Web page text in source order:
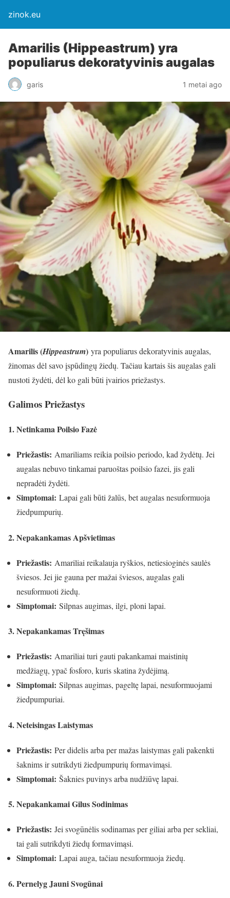
zinok.eu
Amarilis (Hippeastrum) yra
populiarus dekoratyvinis augalas
garis 1 metai ago
Amarilis (Hippeastrum) yra populiarus dekoratyvinis augalas,
žinomas dėl savo įspūdingų žiedų. Tačiau kartais šis augalas gali
nustoti žydėti, dėl ko gali būti įvairios priežastys.
Galimos Priežastys
1. Netinkama Poilsio Fazė
Priežastis: Amariliams reikia poilsio periodo, kad žydėtų. Jei
augalas nebuvo tinkamai paruoštas poilsio fazei, jis gali
nepradėti žydėti.
Simptomai: Lapai gali būti žalūs, bet augalas nesuformuoja
žiedpumpurių.
2. Nepakankamas Apšvietimas
Priežastis: Amariliai reikalauja ryškios, netiesioginės saulės
šviesos. Jei jie gauna per mažai šviesos, augalas gali
nesuformuoti žiedų.
Simptomai: Silpnas augimas, ilgi, ploni lapai.
3. Nepakankamas Tręšimas
Priežastis: Amariliai turi gauti pakankamai maistinių
medžiagų, ypač fosforo, kuris skatina žydėjimą.
Simptomai: Silpnas augimas, pageltę lapai, nesuformuojami
žiedpumpuriai.
4. Neteisingas Laistymas
Priežastis: Per didelis arba per mažas laistymas gali pakenkti
šaknims ir sutrikdyti žiedpumpurių formavimąsi.
Simptomai: Šaknies puvinys arba nudžiūvę lapai.
5. Nepakankamai Gilus Sodinimas
Priežastis: Jei svogūnėlis sodinamas per giliai arba per sekliai,
tai gali sutrikdyti žiedų formavimąsi.
Simptomai: Lapai auga, tačiau nesuformuoja žiedų.
6. Pernelyg Jauni Svogūnai